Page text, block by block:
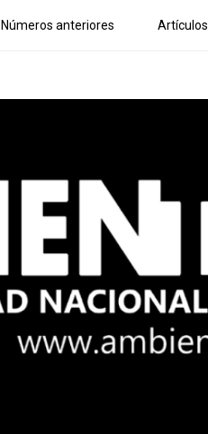
Números anteriores Artículos